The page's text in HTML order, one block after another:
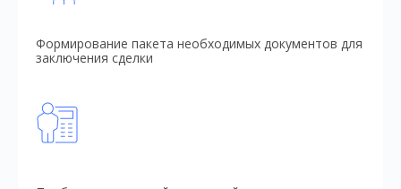
Формирование пакета необходимых документов для
заключения сделки